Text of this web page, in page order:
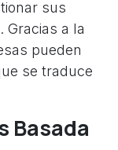
sus
Gracias a la
pueden
se traduce
Basada